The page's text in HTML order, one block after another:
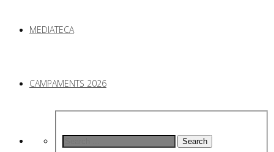
MEDIATECA
CAMPAMENTS 2026
Search